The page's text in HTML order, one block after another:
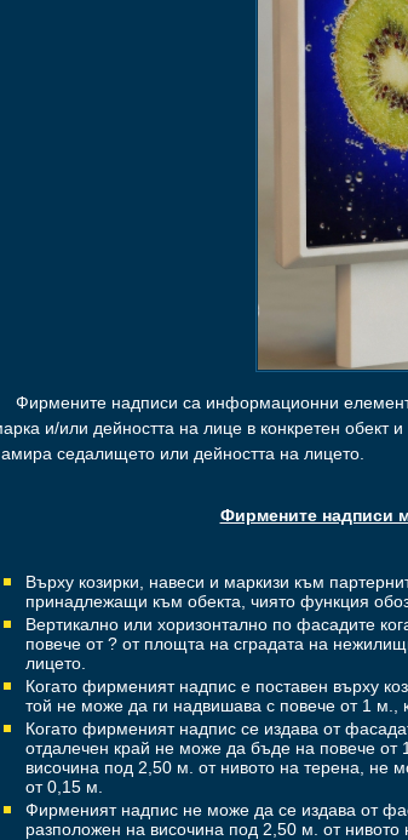
надписи са информационни
и/или дейността на лице в конкретен обект
седалището или дейността на лицето.
Фирмените надписи
Върху козирки, навеси и маркизи към
принадлежащи към обекта, чиято функция
Вертикално или хоризонтално по фасадите
повече от ? от площта на сградата на
лицето.
Когато фирменият надпис е поставен върху
той не може да ги надвишава с повече от 1 м.,
Когато фирменият надпис се издава от
отдалечен край не може да бъде на повече от
височина под 2,50 м. от нивото на терена, не
от 0,15 м.
Фирменият надпис не може да се издава от
разположен на височина под 2,50 м. от нивото